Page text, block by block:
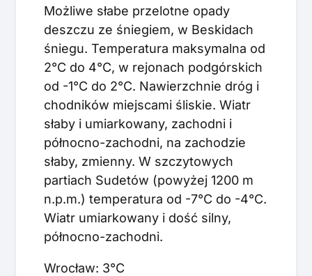
Możliwe słabe przelotne opady
deszczu ze śniegiem, w Beskidach
śniegu. Temperatura maksymalna od
2°C do 4°C, w rejonach podgórskich
od -1°C do 2°C. Nawierzchnie dróg i
chodników miejscami śliskie. Wiatr
słaby i umiarkowany, zachodni i
północno-zachodni, na zachodzie
słaby, zmienny. W szczytowych
partiach Sudetów (powyżej 1200 m
n.p.m.) temperatura od -7°C do -4°C.
Wiatr umiarkowany i dość silny,
północno-zachodni.
Wrocław: 3°C